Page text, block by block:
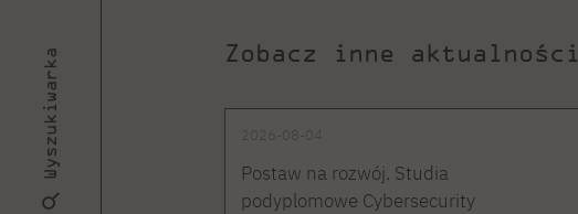
Wyszukiwarka Zobacz inne aktualności
Postaw na rozwój. Studia
podyplomowe Cybersecurity